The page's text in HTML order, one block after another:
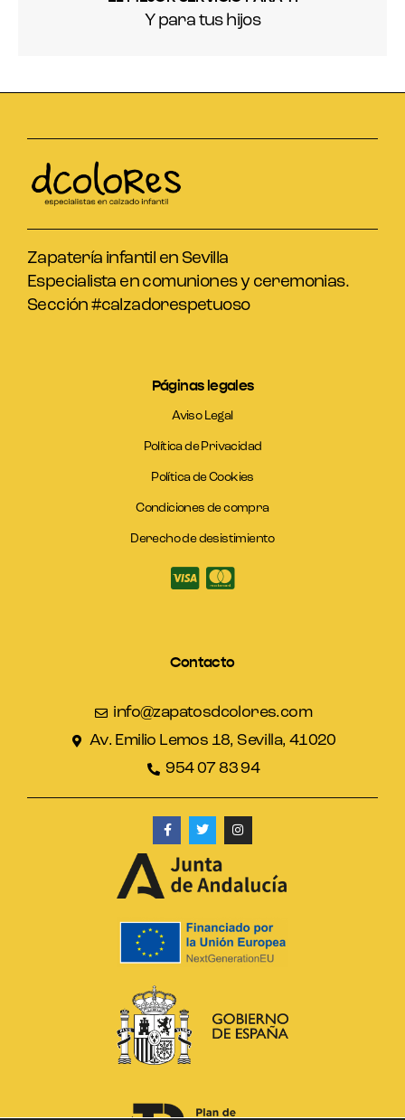
Y para tus hijos
Zapatería infantil en Sevilla
Especialista en comuniones y ceremonias.
Sección #calzadorespetuoso
Páginas legales
Aviso Legal
Política de Privacidad
Política de Cookies
Condiciones de compra
Derecho de desistimiento
Contacto
info@zapatosdcolores.com
Av. Emilio Lemos 18, Sevilla, 41020
954 07 83 94